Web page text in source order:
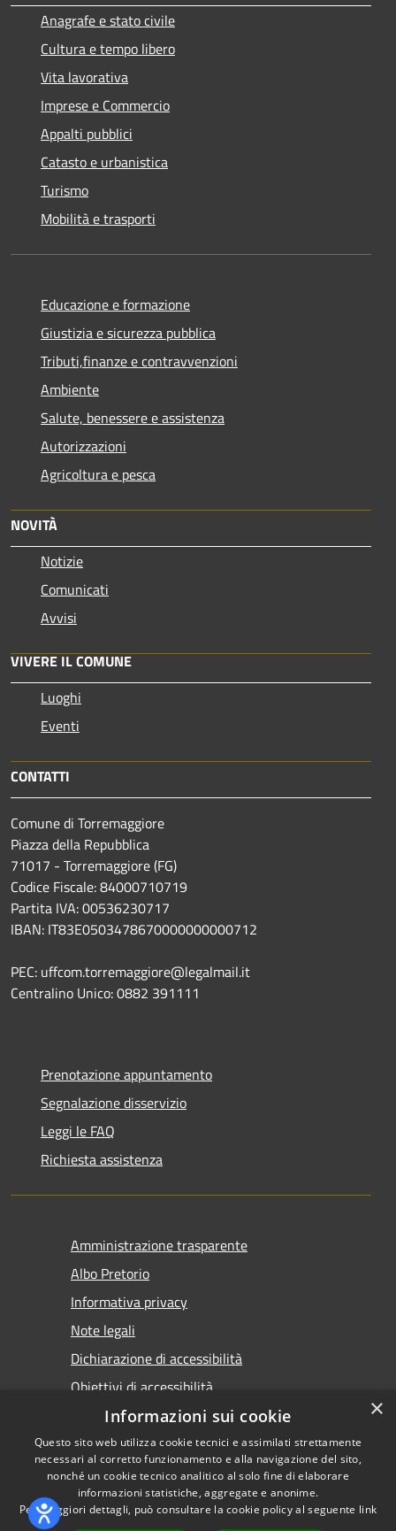
Anagrafe e stato civile
Cultura e tempo libero
Vita lavorativa
Imprese e Commercio
Appalti pubblici
Catasto e urbanistica
Turismo
Mobilità e trasporti
Educazione e formazione
Giustizia e sicurezza pubblica
Tributi,finanze e contravvenzioni
Ambiente
Salute, benessere e assistenza
Autorizzazioni
Agricoltura e pesca
NOVITÀ
Notizie
Comunicati
Avvisi
VIVERE IL COMUNE
Luoghi
Eventi
CONTATTI
Comune di Torremaggiore
Piazza della Repubblica
71017 - Torremaggiore (FG)
Codice Fiscale: 84000710719
Partita IVA: 00536230717
IBAN: IT83E0503478670000000000712
PEC: uffcom.torremaggiore@legalmail.it
Centralino Unico: 0882 391111
Prenotazione appuntamento
Segnalazione disservizio
Leggi le FAQ
Richiesta assistenza
Amministrazione trasparente
Albo Pretorio
Informativa privacy
Note legali
Dichiarazione di accessibilità
Obiettivi di accessibilità
RSS
Accessibilità
Copyright © 2026 • Comune di
Torremaggiore • Powered by
×
Informazioni sui cookie
Questo sito web utilizza cookie tecnici e assimilati strettamente
necessari al corretto funzionamento e alla navigazione del sito,
nonché un cookie tecnico analitico al solo fine di elaborare
informazioni statistiche, aggregate e anonime.
Per maggiori dettagli, può consultare la cookie policy al seguente link
Premi Escape per chiudere